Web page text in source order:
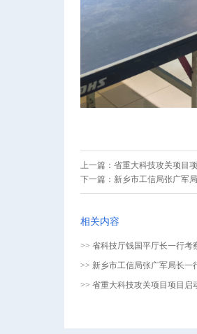
上一篇： 省重大科技攻关项目
下一篇： 新乡市工信局张广军
相关内容
>> 省科技厅钱国平厅长一行考
>> 新乡市工信局张广军局长一
>> 省重大科技攻关项目项目启